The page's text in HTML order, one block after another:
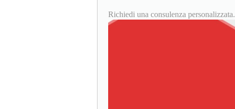
Richiedi una consulenza personalizzata.